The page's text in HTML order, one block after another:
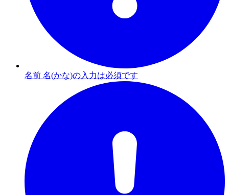
名前 名(かな)の入力は必須です